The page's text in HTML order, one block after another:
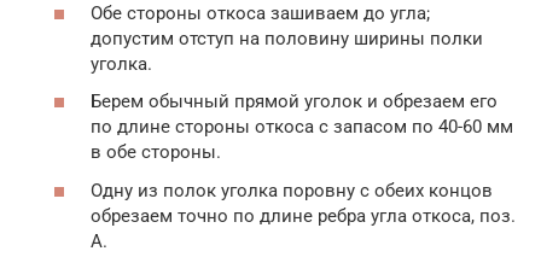
Обе стороны откоса зашиваем до угла;
допустим отступ на половину ширины полки
уголка.
Берем обычный прямой уголок и обрезаем его
по длине стороны откоса с запасом по 40-60 мм
в обе стороны.
Одну из полок уголка поровну с обеих концов
обрезаем точно по длине ребра угла откоса, поз.
А.